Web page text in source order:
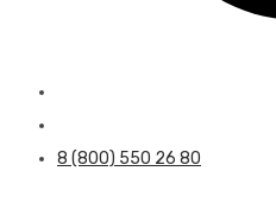
8 (800) 550 26 80